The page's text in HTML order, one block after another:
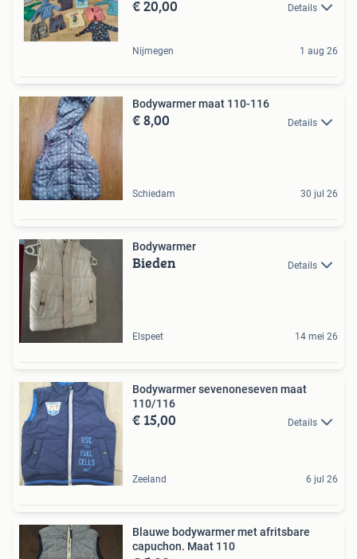
€ 20,00 Details
Nijmegen 1 aug 26
Bodywarmer maat 110-116
€ 8,00 Details
Schiedam 30 jul 26
Bodywarmer
Bieden Details
Elspeet 14 mei 26
Bodywarmer sevenoneseven maat
110/116
€ 15,00 Details
Zeeland 6 jul 26
Blauwe bodywarmer met afritsbare
capuchon. Maat 110